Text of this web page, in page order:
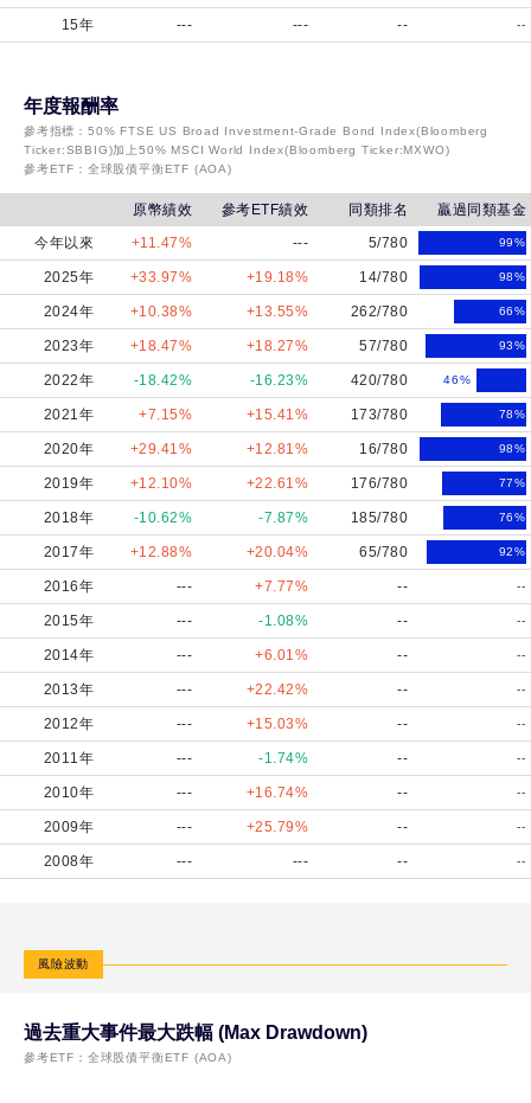
15年 --- --- -- --
年度報酬率
參考指標： 50% FTSE US Broad Investment-Grade Bond Index(Bloomberg
Ticker:SBBIG)加上50% MSCI World Index(Bloomberg Ticker:MXWO)
參考ETF： 全球股債平衡ETF (AOA)
原幣績效 參考ETF績效 同類排名
贏過同類基金
今年以來
+11.47% --- 5/780 99%
2025年 +33.97% +19.18% 14/780 98%
2024年 +10.38% +13.55% 262/780 66%
2023年 +18.47% +18.27% 57/780 93%
2022年 -18.42% -16.23% 420/780 46%
2021年 +7.15% +15.41% 173/780 78%
2020年 +29.41% +12.81% 16/780 98%
2019年 +12.10% +22.61% 176/780 77%
2018年 -10.62% -7.87% 185/780 76%
2017年 +12.88% +20.04% 65/780 92%
2016年 --- +7.77% -- --
2015年 --- -1.08% -- --
2014年 --- +6.01% -- --
2013年 --- +22.42% -- --
2012年 --- +15.03% -- --
2011年 --- -1.74% -- --
2010年 --- +16.74% -- --
2009年 --- +25.79% -- --
2008年 --- --- -- --
風險波動
過去重大事件最大跌幅 (Max Drawdown)
參考ETF： 全球股債平衡ETF (AOA)